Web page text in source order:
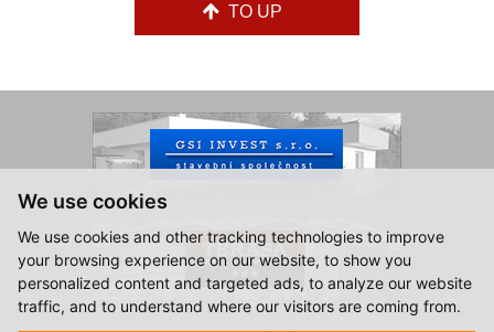
We use cookies
We use cookies and other tracking technologies to improve
your browsing experience on our website, to show you
personalized content and targeted ads, to analyze our website
traffic, and to understand where our visitors are coming from.
TO UP